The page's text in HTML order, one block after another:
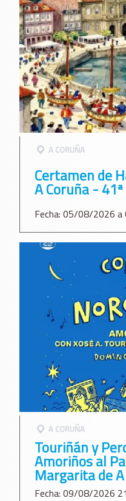
A CORUÑA
Certamen de
A Coruña -
Fecha: 05/08/2026
A CORUÑA
Touriñán y
Amoriños al
Margarita de
Fecha: 09/08/2026